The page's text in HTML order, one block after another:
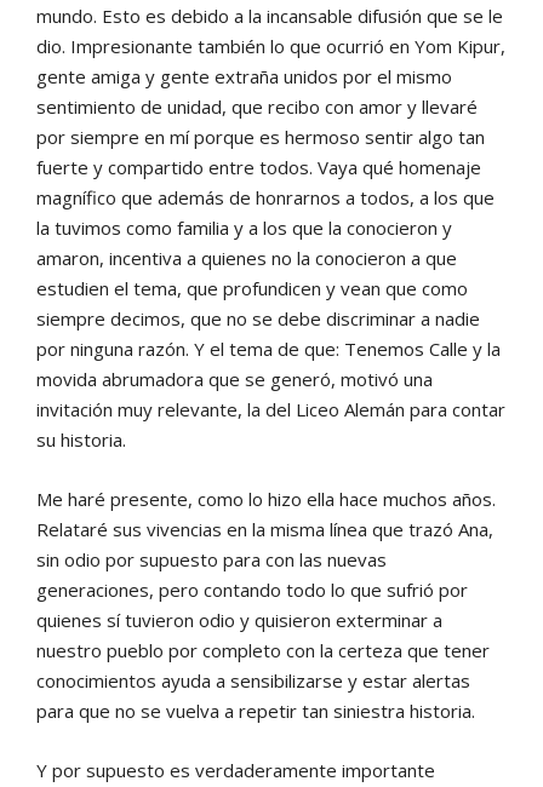
mundo. Esto es debido a la incansable difusión que se le
dio. Impresionante también lo que ocurrió en Yom Kipur,
gente amiga y gente extraña unidos por el mismo
sentimiento de unidad, que recibo con amor y llevaré
por siempre en mí porque es hermoso sentir algo tan
fuerte y compartido entre todos. Vaya qué homenaje
magnífico que además de honrarnos a todos, a los que
la tuvimos como familia y a los que la conocieron y
amaron, incentiva a quienes no la conocieron a que
estudien el tema, que profundicen y vean que como
siempre decimos, que no se debe discriminar a nadie
por ninguna razón. Y el tema de que: Tenemos Calle y la
movida abrumadora que se generó, motivó una
invitación muy relevante, la del Liceo Alemán para contar
su historia.
Me haré presente, como lo hizo ella hace muchos años.
Relataré sus vivencias en la misma línea que trazó Ana,
sin odio por supuesto para con las nuevas
generaciones, pero contando todo lo que sufrió por
quienes sí tuvieron odio y quisieron exterminar a
nuestro pueblo por completo con la certeza que tener
conocimientos ayuda a sensibilizarse y estar alertas
para que no se vuelva a repetir tan siniestra historia.
Y por supuesto es verdaderamente importante